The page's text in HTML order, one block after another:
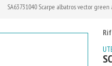
SA63731040 Scarpe albatros vector green
Rif